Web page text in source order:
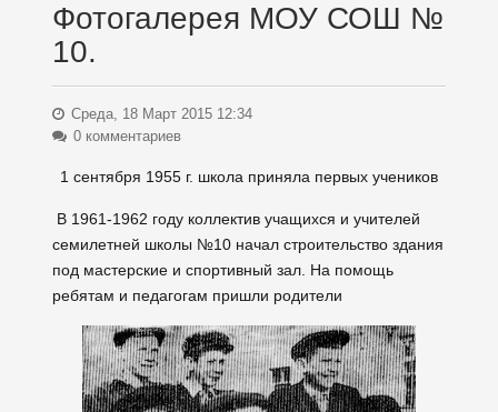
Фотогалерея МОУ СОШ №
10.
Среда, 18 Март 2015 12:34
0 комментариев
1 сентября 1955 г. школа приняла первых учеников
В 1961-1962 году коллектив учащихся и учителей
семилетней школы №10 начал строительство здания
под мастерские и спортивный зал. На помощь
ребятам и педагогам пришли родители